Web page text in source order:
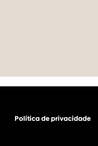
Política de privacidade